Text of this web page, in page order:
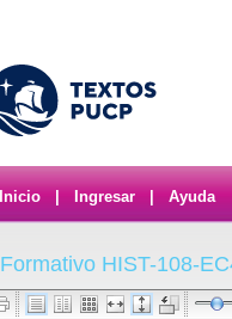
Inicio Ingresar Ayuda
Formativo HIST-108-